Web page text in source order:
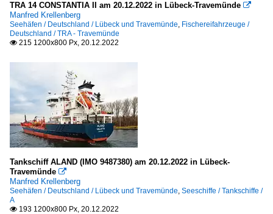
TRA 14 CONSTANTIA II am 20.12.2022 in Lübeck-Travemünde 
Manfred Krellenberg
Seehäfen / Deutschland / Lübeck und Travemünde, Fischereifahrzeuge /
Deutschland / TRA - Travemünde
 215 1200x800 Px, 20.12.2022
Tankschiff ALAND (IMO 9487380) am 20.12.2022 in Lübeck-
Travemünde 
Manfred Krellenberg
Seehäfen / Deutschland / Lübeck und Travemünde, Seeschiffe / Tankschiffe /
A
 193 1200x800 Px, 20.12.2022